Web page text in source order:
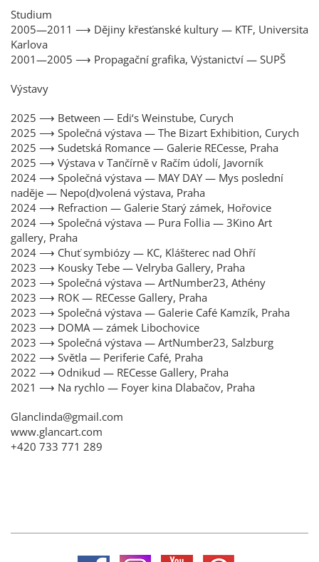
Studium
2005—2011 ⟶ Dějiny křesťanské kultury — KTF, Universita
Karlova
2001—2005 ⟶ Propagační grafika, Výstanictví — SUPŠ
Výstavy
2025 ⟶ Between — Edi‘s Weinstube, Curych
2025 ⟶ Společná výstava — The Bizart Exhibition, Curych
2025 ⟶ Sudetská Romance — Galerie RECesse, Praha
2025 ⟶ Výstava v Tančírně v Račím údolí, Javorník
2024 ⟶ Společná výstava — MAY DAY — Mys poslední
naděje — Nepo(d)volená výstava, Praha
2024 ⟶ Refraction — Galerie Starý zámek, Hořovice
2024 ⟶ Společná výstava — Pura Follia — 3Kino Art
gallery, Praha
2024 ⟶ Chuť symbiózy — KC, Klášterec nad Ohří
2023 ⟶ Kousky Tebe — Velryba Gallery, Praha
2023 ⟶ Společná výstava — ArtNumber23, Athény
2023 ⟶ ROK — RECesse Gallery, Praha
2023 ⟶ Společná výstava — Galerie Café Kamzík, Praha
2023 ⟶ DOMA — zámek Libochovice
2023 ⟶ Společná výstava — ArtNumber23, Salzburg
2022 ⟶ Světla — Periferie Café, Praha
2022 ⟶ Odnikud — RECesse Gallery, Praha
2021 ⟶ Na rychlo — Foyer kina Dlabačov, Praha
Glanclinda@gmail.com
www.glancart.com
+420 733 771 289